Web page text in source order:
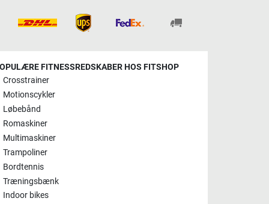
FITNESSREDSKABER HOS FITSHOP
Crosstrainer
Motionscykler
Løbebånd
Romaskiner
Multimaskiner
Trampoliner
Bordtennis
Træningsbænk
Indoor bikes